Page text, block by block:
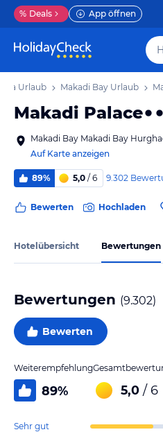
% Deals App öffnen
Urlaub Makadi Bay Urlaub
Makadi Palace
Makadi Bay Makadi Bay
Auf Karte anzeigen
89% 5,0 / 6 9.302
Bewerten Hochladen
Hotelübersicht Bewertungen
Bewertungen (9.302)
Bewerten
Weiterempfehlung
89% 5,0 / 6
Sehr gut